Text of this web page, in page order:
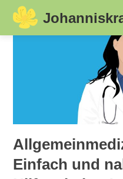
Skip
Einfach und